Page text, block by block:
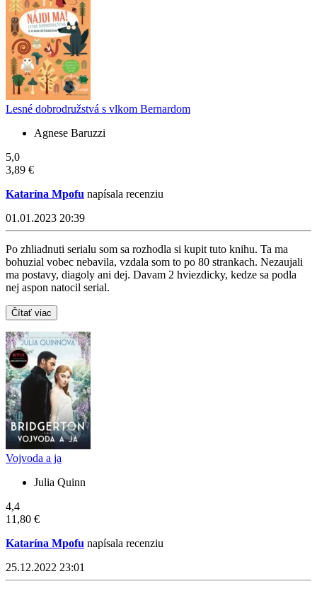
Lesné dobrodružstvá s vlkom Bernardom
Agnese Baruzzi
5,0
3,89 €
Katarína Mpofu napísala recenziu
01.01.2023 20:39
Po zhliadnuti serialu som sa rozhodla si kupit tuto knihu. Ta ma
bohuzial vobec nebavila, vzdala som to po 80 strankach. Nezaujali
ma postavy, diagoly ani dej. Davam 2 hviezdicky, kedze sa podla
nej aspon natocil serial.
Čítať viac
Vojvoda a ja
Julia Quinn
4,4
11,80 €
Katarína Mpofu napísala recenziu
25.12.2022 23:01